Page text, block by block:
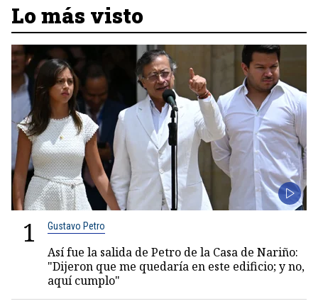
Lo más visto
1 Gustavo Petro
Así fue la salida de Petro de la Casa de Nariño:
"Dijeron que me quedaría en este edificio; y no,
aquí cumplo"